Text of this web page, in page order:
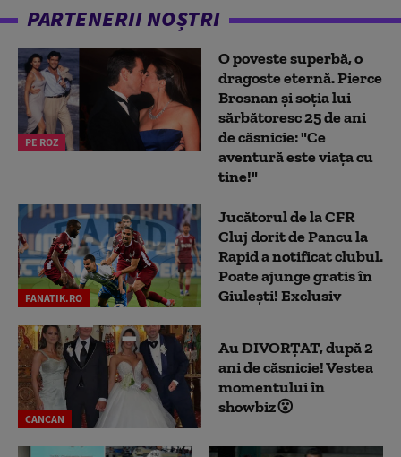
PARTENERII NOȘTRI
PE ROZ
O poveste superbă, o
dragoste eternă. Pierce
Brosnan și soția lui
sărbătoresc 25 de ani
de căsnicie: "Ce
aventură este viața cu
tine!"
FANATIK.RO
Jucătorul de la CFR
Cluj dorit de Pancu la
Rapid a notificat clubul.
Poate ajunge gratis în
Giulești! Exclusiv
CANCAN
Au DIVORȚAT, după 2
ani de căsnicie! Vestea
momentului în
showbiz😮